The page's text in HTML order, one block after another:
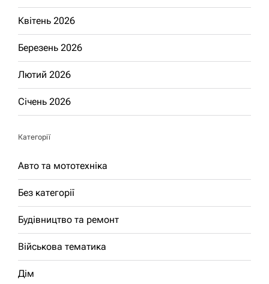
Квітень 2026
Березень 2026
Лютий 2026
Січень 2026
Категорії
Авто та мототехніка
Без категорії
Будівництво та ремонт
Військова тематика
Дім